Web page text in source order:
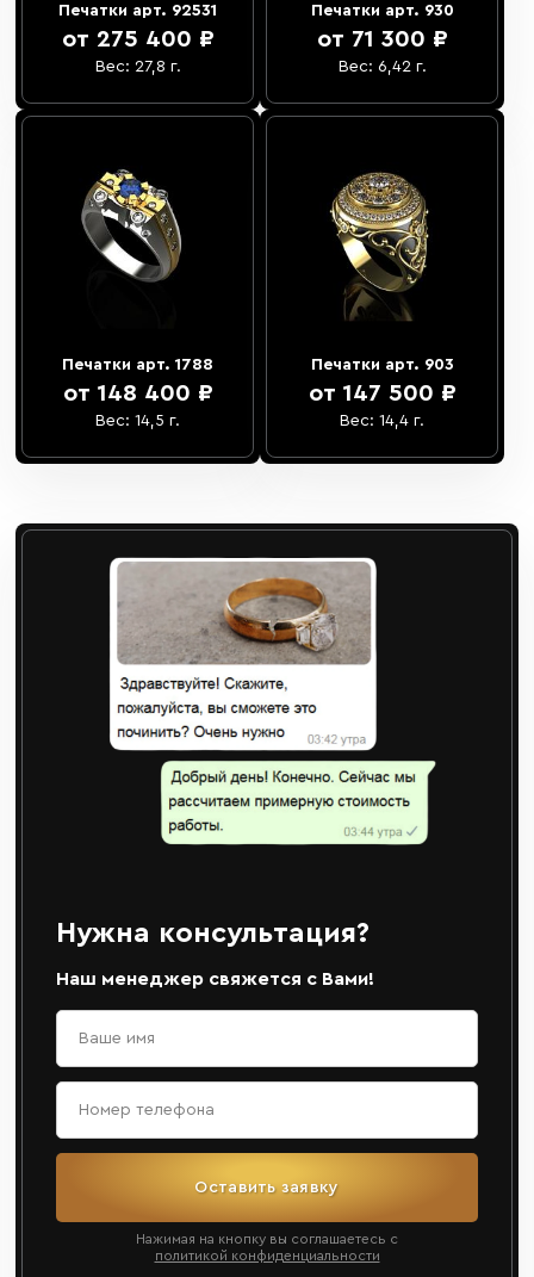
Печатки арт. 92531
от 275 400 ₽
Вес: 27,8 г.
Печатки арт. 930
от 71 300 ₽
Вес: 6,42 г.
Печатки арт. 1788
от 148 400 ₽
Вес: 14,5 г.
Печатки арт. 903
от 147 500 ₽
Вес: 14,4 г.
Нужна консультация?
Наш менеджер свяжется с Вами!
Оставить заявку
Нажимая на кнопку вы соглашаетесь с
политикой конфиденциальности